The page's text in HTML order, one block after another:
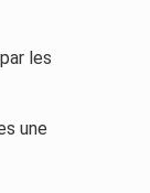
les
une